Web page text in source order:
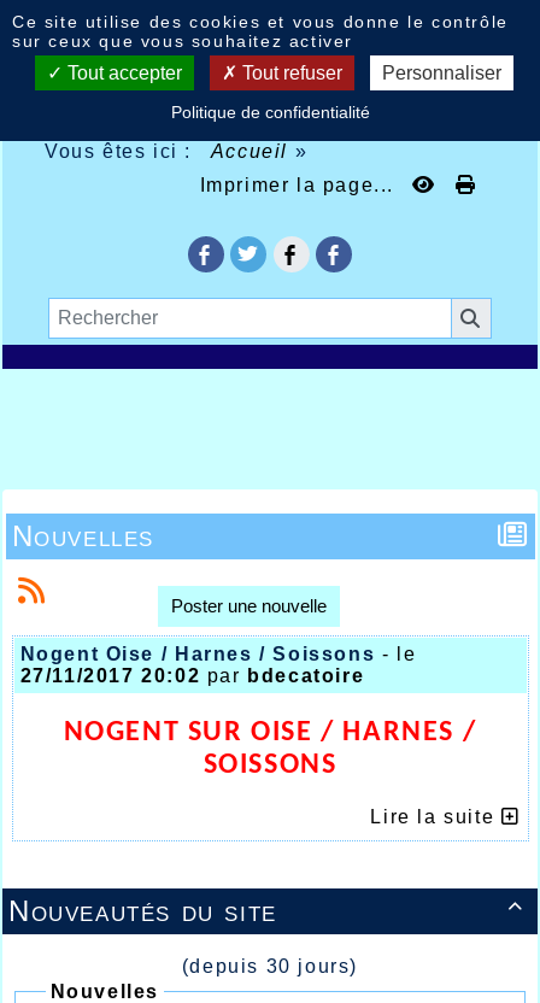
Vous êtes ici : Accueil »
Imprimer la page...

Nouveautés du site
(depuis 30 jours)
Nouvelles
Nouvelles
Poster une nouvelle
Nogent Oise / Harnes / Soissons - le
27/11/2017 20:02 par bdecatoire
NOGENT SUR OISE / HARNES /
SOISSONS
LES DEPLACEMENTS DU WEEK-END
Lire la suite
Ce site utilise des cookies et vous donne le contrôle
sur ceux que vous souhaitez activer
Tout accepter Tout refuser Personnaliser
Politique de confidentialité